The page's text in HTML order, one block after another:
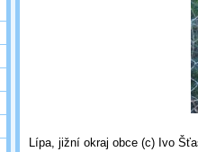
Lípa, jižní okraj obce (c) Ivo